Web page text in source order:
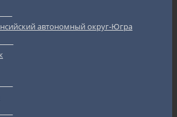
автономный округ-Югра